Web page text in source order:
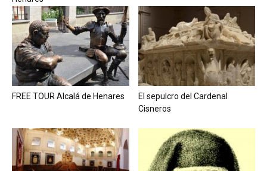
FREE TOUR Alcalá de Henares
El sepulcro del Cardenal
Cisneros